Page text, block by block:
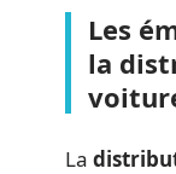
Les
la
La